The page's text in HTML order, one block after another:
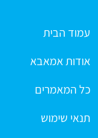
עמוד הבית
אודות אמאבא
כל המאמרים
תנאי שימוש